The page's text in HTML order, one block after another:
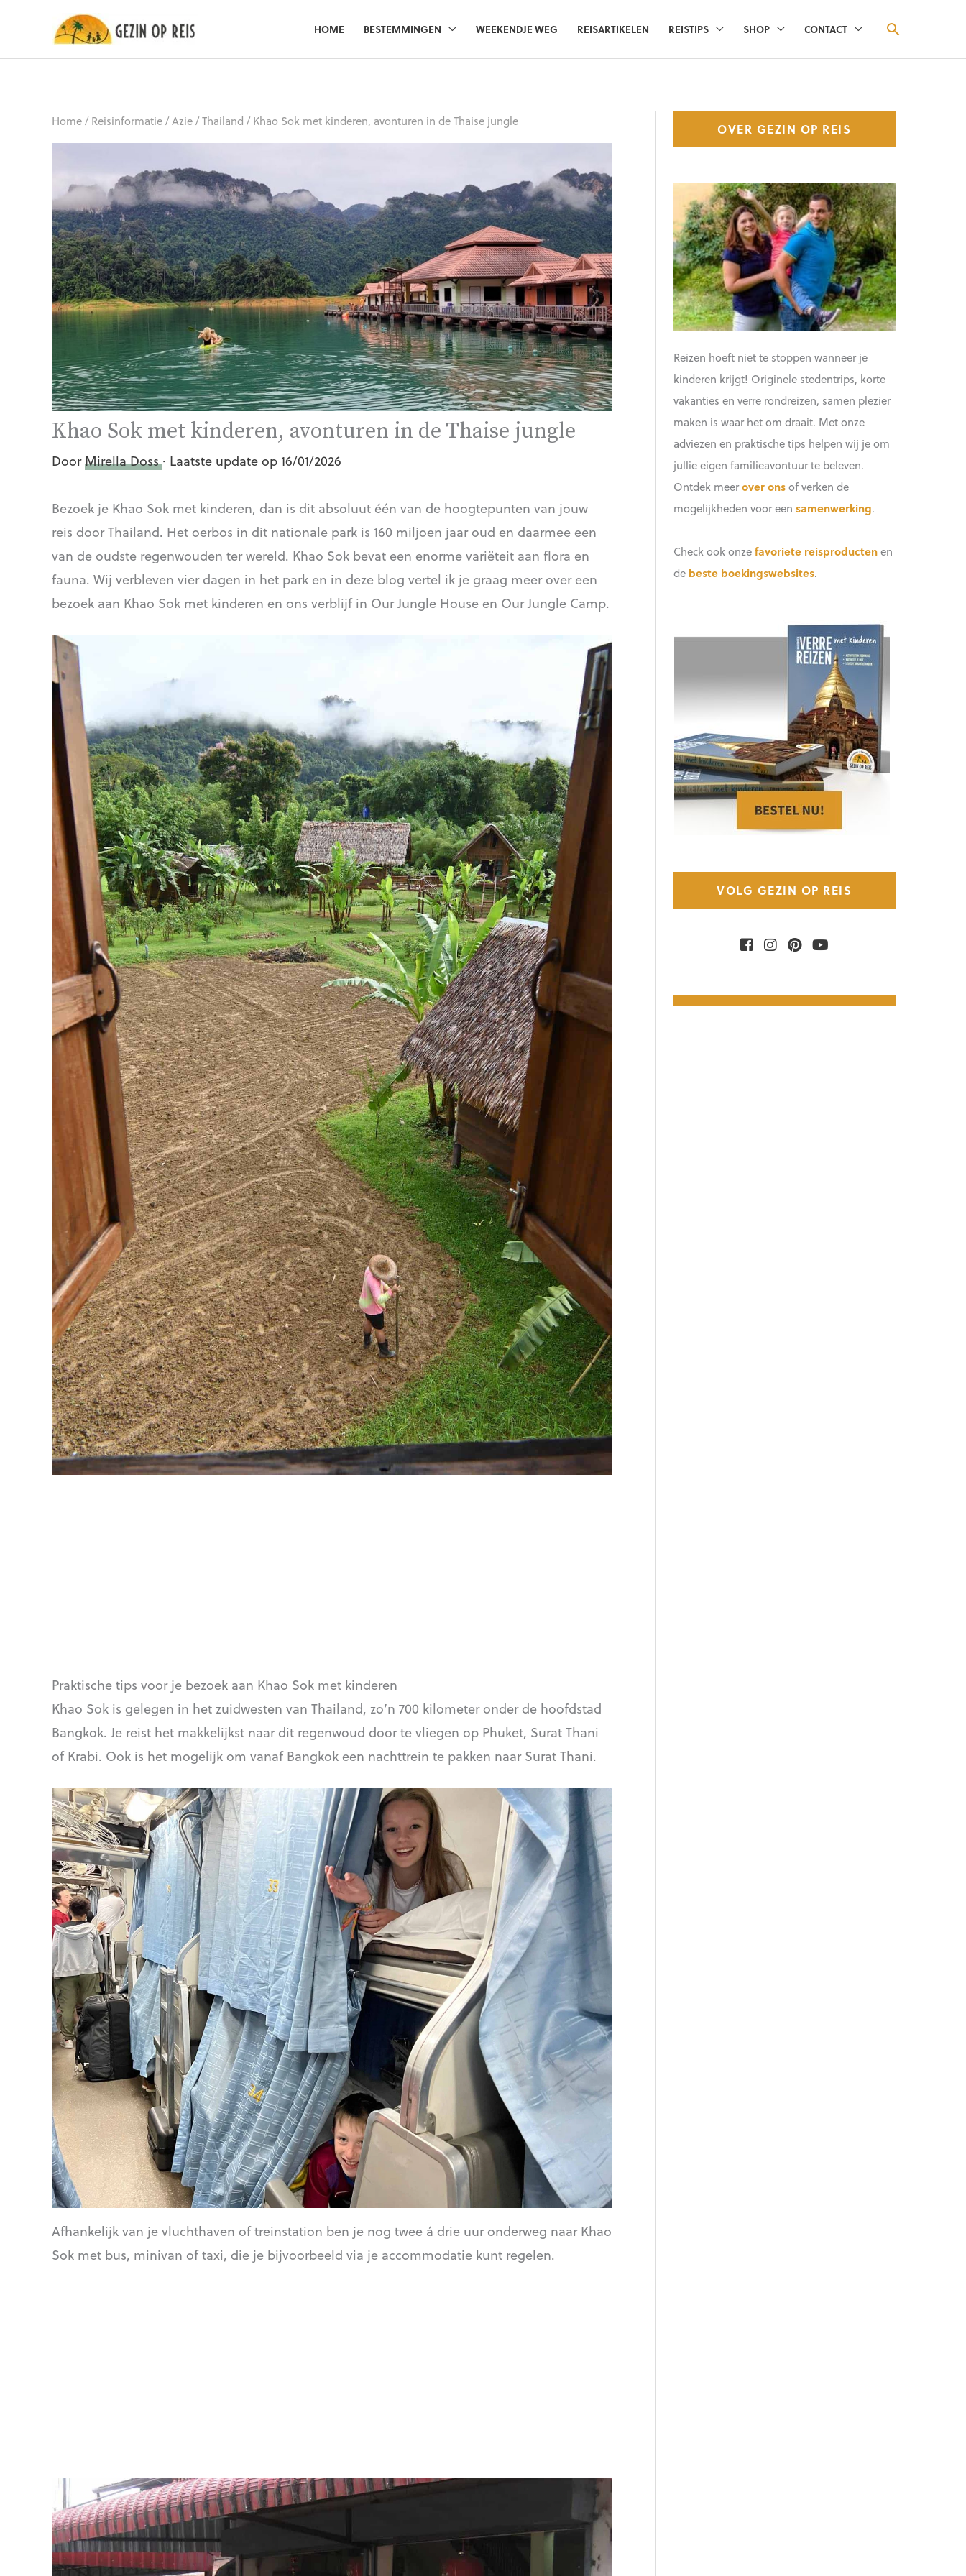
HOME BESTEMMINGEN WEEKENDJE WEG REISARTIKELEN REISTIPS SHOP CONTACT ZOEKEN
Home/ Reisinformatie/Azie/Thailand / Khao Sok met kinderen, avonturen in de Thaise jungle
Khao Sok met kinderen, avonturen in de Thaise jungle
DoorMirella Doss· Laatste update op 16/01/2026
Bezoek je Khao Sok met kinderen, dan is dit absoluut één van de hoogtepunten van jouw
reis door Thailand. Het oerbos in dit nationale park is 160 miljoen jaar oud en daarmee een
van de oudste regenwouden ter wereld. Khao Sok bevat een enorme variëteit aan flora en
fauna. Wij verbleven vier dagen in het park en in deze blog vertel ik je graag meer over een
bezoek aan Khao Sok met kinderen en ons verblijf in Our Jungle House en Our Jungle Camp.
Praktische tips voor je bezoek aan Khao Sok met kinderen
Khao Sok is gelegen in het zuidwesten van Thailand, zo’n 700 kilometer onder de hoofdstad
Bangkok. Je reist het makkelijkst naar dit regenwoud door te vliegen op Phuket, Surat Thani
of Krabi. Ook is het mogelijk om vanaf Bangkok een nachttrein te pakken naar Surat Thani.
Afhankelijk van je vluchthaven of treinstation ben je nog twee á drie uur onderweg naar Khao
Sok met bus, minivan of taxi, die je bijvoorbeeld via je accommodatie kunt regelen.
OVER GEZIN OP REIS
Reizen hoeft niet te stoppen wanneer je
kinderen krijgt! Originele stedentrips, korte
vakanties en verre rondreizen, samen plezier
maken is waar het om draait. Met onze
adviezen en praktische tips helpen wij je om
jullie eigen familieavontuur te beleven.
Ontdek meerover onsof verken de
mogelijkheden voor een samenwerking.
Check ook onzefavoriete reisproductenen
de beste boekingswebsites.
VOLG GEZIN OP REIS